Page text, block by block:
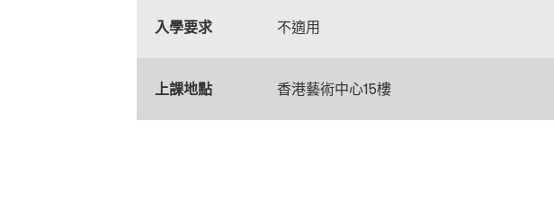
入學要求 不適用
上課地點 香港藝術中心15樓